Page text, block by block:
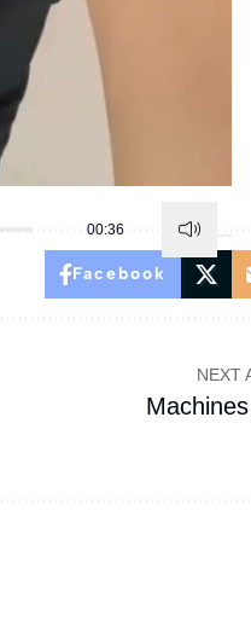
00:36
Facebook
NEXT